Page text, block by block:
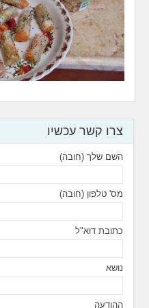
צרו קשר עכשיו
השם שלך (חובה)
מס' טלפון (חובה)
כתובת דוא"ל
נושא
ההודעה